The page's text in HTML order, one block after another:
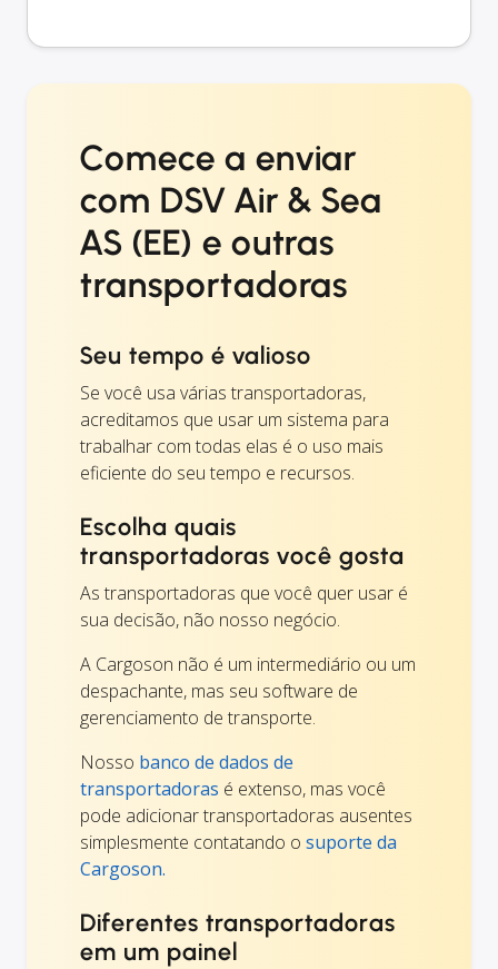
Comece a enviar
com DSV Air & Sea
AS (EE) e outras
transportadoras
Seu tempo é valioso
Se você usa várias transportadoras,
acreditamos que usar um sistema para
trabalhar com todas elas é o uso mais
eficiente do seu tempo e recursos.
Escolha quais
transportadoras você gosta
As transportadoras que você quer usar é
sua decisão, não nosso negócio.
A Cargoson não é um intermediário ou um
despachante, mas seu software de
gerenciamento de transporte.
Nosso banco de dados de
transportadoras é extenso, mas você
pode adicionar transportadoras ausentes
simplesmente contatando o suporte da
Cargoson.
Diferentes transportadoras
em um painel